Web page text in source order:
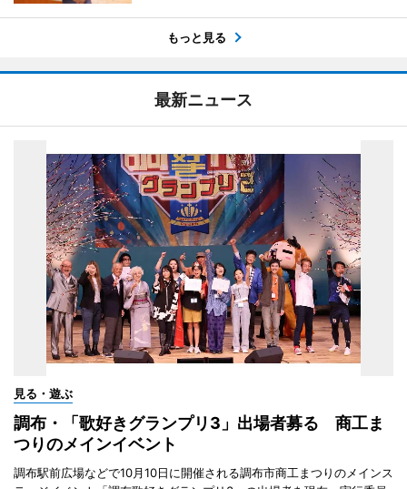
もっと見る
最新ニュース
見る・遊ぶ
調布・「歌好きグランプリ3」出場者募る 商工ま
つりのメインイベント
調布駅前広場などで10月10日に開催される調布市商工まつりのメインス